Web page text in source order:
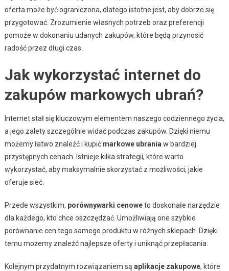
oferta może być ograniczona, dlatego istotne jest, aby dobrze się
przygotować. Zrozumienie własnych potrzeb oraz preferencji
pomoże w dokonaniu udanych zakupów, które będą przynosić
radość przez długi czas.
Jak wykorzystać internet do
zakupów markowych ubrań?
Internet stał się kluczowym elementem naszego codziennego życia,
a jego zalety szczególnie widać podczas zakupów. Dzięki niemu
możemy łatwo znaleźć i kupić markowe ubrania w bardziej
przystępnych cenach. Istnieje kilka strategii, które warto
wykorzystać, aby maksymalnie skorzystać z możliwości, jakie
oferuje sieć.
Przede wszystkim, porównywarki cenoweto doskonałe narzędzie
dla każdego, kto chce oszczędzać. Umożliwiają one szybkie
porównanie cen tego samego produktu w różnych sklepach. Dzięki
temu możemy znaleźć najlepsze oferty i uniknąć przepłacania.
Kolejnym przydatnym rozwiązaniem są aplikacje zakupowe, które